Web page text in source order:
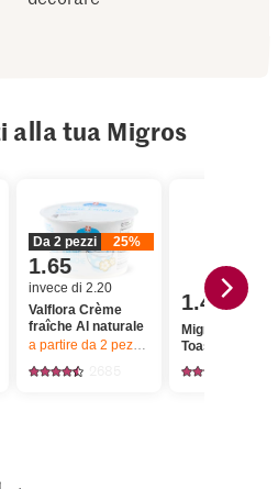
alla tua Migros
Da 2 pezzi 25%
1.65
invece di 2.20
Valflora Crème
fraîche Al naturale
a partire da 2 pezzi, Offerta valida solo
1.40
Migros IP-